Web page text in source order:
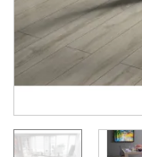
Під замовлення
1 790. 00
грн/м2